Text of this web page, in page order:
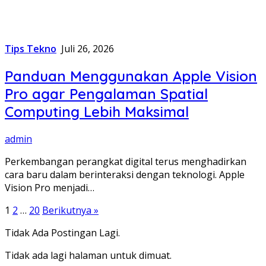
Tips Tekno Juli 26, 2026
Panduan Menggunakan Apple Vision
Pro agar Pengalaman Spatial
Computing Lebih Maksimal
admin
Perkembangan perangkat digital terus menghadirkan
cara baru dalam berinteraksi dengan teknologi. Apple
Vision Pro menjadi…
Paginasi
pos
1 2 … 20 Berikutnya »
Tidak Ada Postingan Lagi.
Tidak ada lagi halaman untuk dimuat.